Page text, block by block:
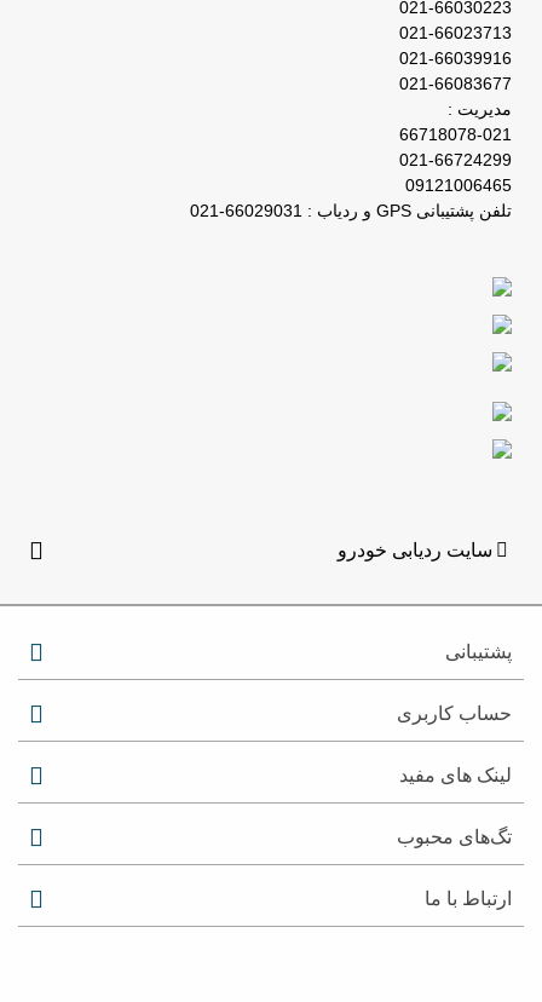
021-66030223
021-66023713
021-66039916
021-66083677
مدیریت :
66718078-021
021-66724299
09121006465
تلفن پشتیبانی GPS و ردیاب : 66029031-021
سایت ردیابی خودرو
پشتیبانی
حساب کاربری
لینک های مفید
تگ‌های محبوب
ارتباط با ما